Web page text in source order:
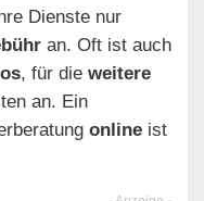
Dienste nur
an. Oft ist auch
, für die weitere
an. Ein
online ist